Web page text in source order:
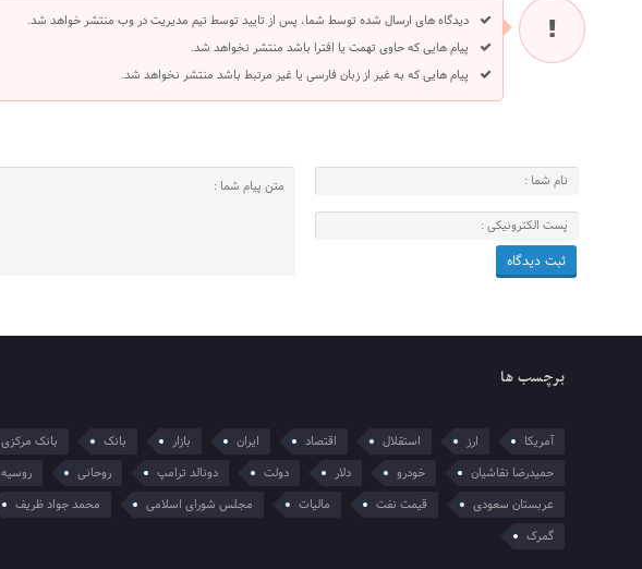
دیدگاه های ارسال شده توسط شما، پس از تایید توسط تیم مدیریت در وب منتشر خواهد شد.
پیام هایی که حاوی تهمت یا افترا باشد منتشر نخواهد شد.
پیام هایی که به غیر از زبان فارسی یا غیر مرتبط باشد منتشر نخواهد شد.
برچسب ها
آمریکا ارز استقلال اقتصاد ایران بازار بانک بانک مرکزی
حمیدرضا نقاشیان
خودرو دلار دولت دونالد ترامپ روحانی روسیه
عربستان سعودی
قیمت نفت مالیات مجلس شورای اسلامی محمد جواد ظریف
گمرک